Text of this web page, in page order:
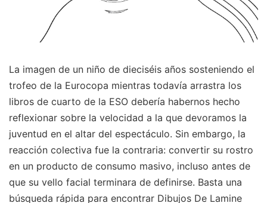
La imagen de un niño de dieciséis años sosteniendo el
trofeo de la Eurocopa mientras todavía arrastra los
libros de cuarto de la ESO debería habernos hecho
reflexionar sobre la velocidad a la que devoramos la
juventud en el altar del espectáculo. Sin embargo, la
reacción colectiva fue la contraria: convertir su rostro
en un producto de consumo masivo, incluso antes de
que su vello facial terminara de definirse. Basta una
búsqueda rápida para encontrar Dibujos De Lamine